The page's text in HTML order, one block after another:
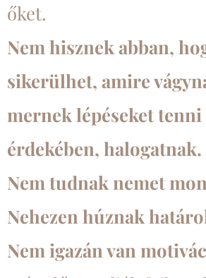
őket.
Nem hisznek abban,
sikerülhet, amire
mernek lépéseket
érdekében, halogatnak.
Nem tudnak nemet
Nehezen húznak
Nem igazán van